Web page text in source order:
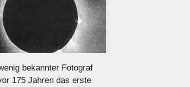
bekannter Fotograf
175 Jahren das erste